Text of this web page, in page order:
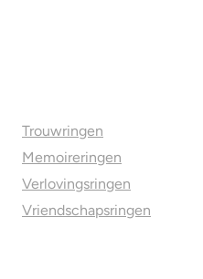
Trouwringen
Memoireringen
Verlovingsringen
Vriendschapsringen